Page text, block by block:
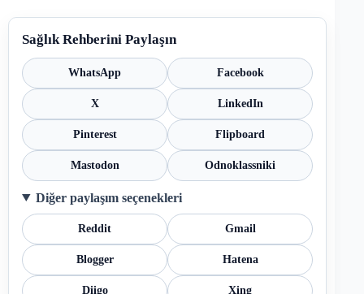
Sağlık Rehberini Paylaşın
WhatsApp Facebook
X LinkedIn
Pinterest Flipboard
Mastodon Odnoklassniki
Diğer paylaşım seçenekleri
Reddit Gmail
Blogger Hatena
Diigo Xing